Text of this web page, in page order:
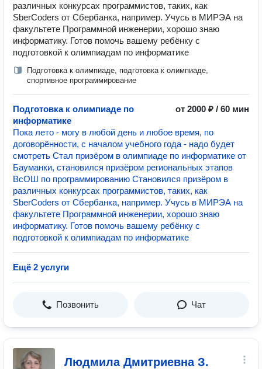
различных конкурсах программистов, таких, как
SberCoders от Сбербанка, например. Учусь в МИРЭА на
факультете Программной инженерии, хорошо знаю
информатику. Готов помочь вашему ребёнку с
подготовкой к олимпиадам по информатике
Подготовка к олимпиаде, подготовка к олимпиаде,
спортивное программирование
Подготовка к олимпиаде по
информатике
от 2000 ₽ / 60 мин
Пока лето - могу в любой день и любое время, по
договорённости, с началом учебного года - надо будет
смотреть Стал призёром в олимпиаде по информатике от
Бауманки, становился призёром региональных этапов
ВсОШ по программированию Становился призёром в
различных конкурсах программистов, таких, как
SberCoders от Сбербанка, например. Учусь в МИРЭА на
факультете Программной инженерии, хорошо знаю
информатику. Готов помочь вашему ребёнку с
подготовкой к олимпиадам по информатике
Ещё 2 услуги
Позвонить Чат
Людмила Дмитриевна З.